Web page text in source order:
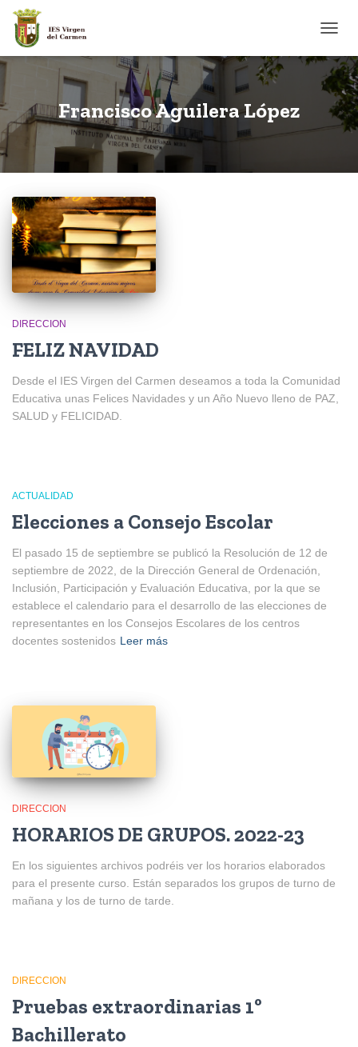
Francisco Aguilera López
DIRECCION
FELIZ NAVIDAD
Desde el IES Virgen del Carmen deseamos a toda la Comunidad
Educativa unas Felices Navidades y un Año Nuevo lleno de PAZ,
SALUD y FELICIDAD.
ACTUALIDAD
Elecciones a Consejo Escolar
El pasado 15 de septiembre se publicó la Resolución de 12 de
septiembre de 2022, de la Dirección General de Ordenación,
Inclusión, Participación y Evaluación Educativa, por la que se
establece el calendario para el desarrollo de las elecciones de
representantes en los Consejos Escolares de los centros
docentes sostenidos Leer más
DIRECCION
HORARIOS DE GRUPOS. 2022-23
En los siguientes archivos podréis ver los horarios elaborados
para el presente curso. Están separados los grupos de turno de
mañana y los de turno de tarde.
DIRECCION
Pruebas extraordinarias 1º
Bachillerato